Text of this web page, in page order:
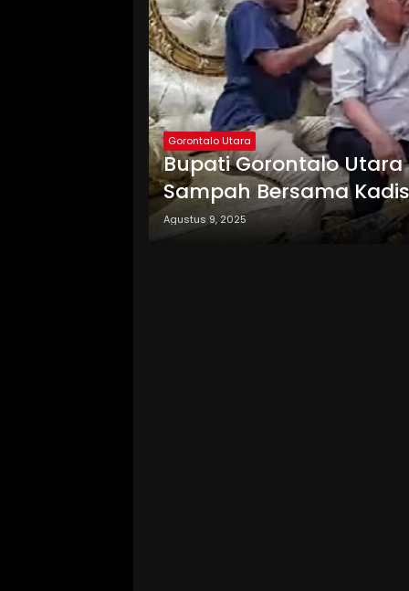
Gorontalo Utara
Bupati Gorontalo
Sampah Bersama
Agustus 9, 2025